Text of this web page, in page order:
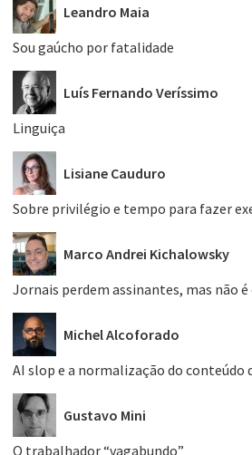
Leandro Maia
Sou gaúcho por fatalidade
Luís Fernando Veríssimo
Linguiça
Lisiane Cauduro
Sobre privilégio e tempo para fazer
Marco Andrei Kichalowsky
Jornais perdem assinantes, mas não é
Michel Alcoforado
AI slop e a normalização do conteúdo
Gustavo Mini
O trabalhador “vagabundo”